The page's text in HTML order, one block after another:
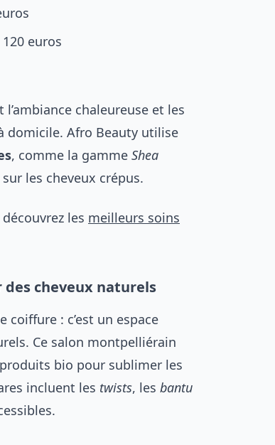
120 euros
chaleureuse et les
domicile. Afro Beauty utilise
, comme la gamme Shea
les cheveux crépus.
les meilleurs soins
des cheveux naturels
coiffure : c’est un espace
Ce salon montpelliérain
bio pour sublimer les
incluent les twists, les bantu